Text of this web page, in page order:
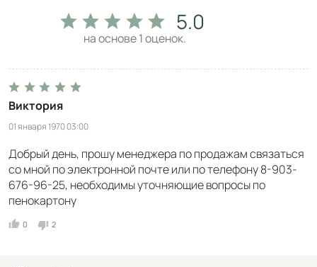
5.0
на основе1оценок.
Виктория
01 января 1970 03:00
Добрый день, прошу менеджера по продажам связаться
со мной по электронной почте или по телефону 8-903-
676-96-25, необходимы уточняющие вопросы по
пенокартону
0 2